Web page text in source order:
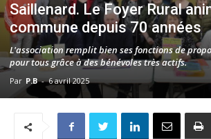
Saillenard. Le Foyer Rural
commune depuis 70 années
L'association remplit bien ses fonctions de
pour tous grâce à des bénévoles très actifs.
Par P.B - 6 avril 2025